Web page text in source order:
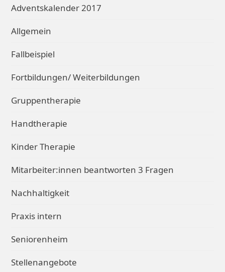
Adventskalender 2017
Allgemein
Fallbeispiel
Fortbildungen/ Weiterbildungen
Gruppentherapie
Handtherapie
Kinder Therapie
Mitarbeiter:innen beantworten 3 Fragen
Nachhaltigkeit
Praxis intern
Seniorenheim
Stellenangebote